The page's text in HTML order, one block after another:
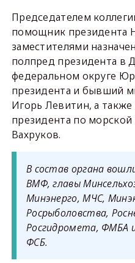
Председателем
помощник президента
заместителями
полпред президента в
федеральном округе
президента и бывший
Игорь Левитин, а
президента по морской
Вахруков.
В состав органа
ВМФ, главы
Минэнерго, МЧС,
Росрыболовства,
Росгидромета, ФМБА
ФСБ.